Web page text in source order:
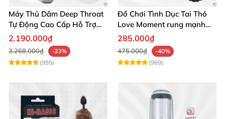
Máy Thủ Dâm Deep Throat
Tự Động Cao Cấp Hỗ Trợ
Gắn Tường
2.190.000₫
3.268.000₫
-33%
(995)
Đồ Chơi Tình Dục Tai Thỏ
Love Moment rung mạnh
mẽ êm ái
285.000₫
475.000₫
-40%
(969)